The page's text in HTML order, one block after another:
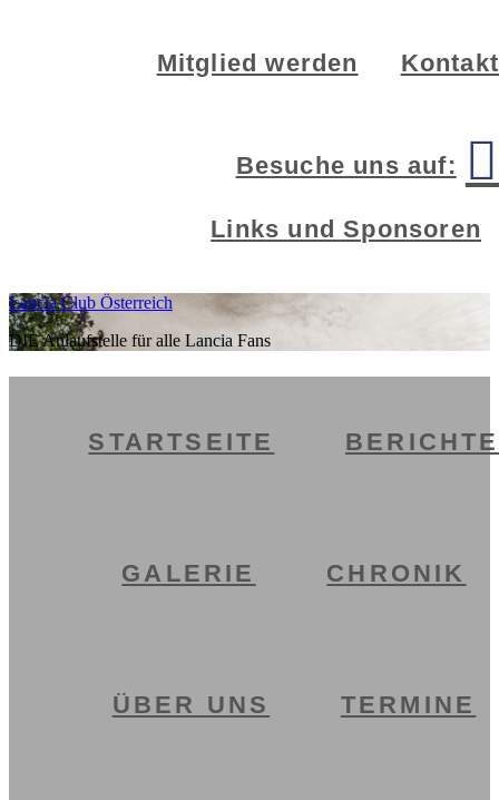
Hauptnavigation
SeitenspalteMitglied werden Kontakt
Besuche uns auf:
Links und Sponsoren
Lancia Club Österreich
DIE Anlaufstelle für alle Lancia Fans
STARTSEITE BERICHTE
GALERIE CHRONIK
ÜBER UNS TERMINE